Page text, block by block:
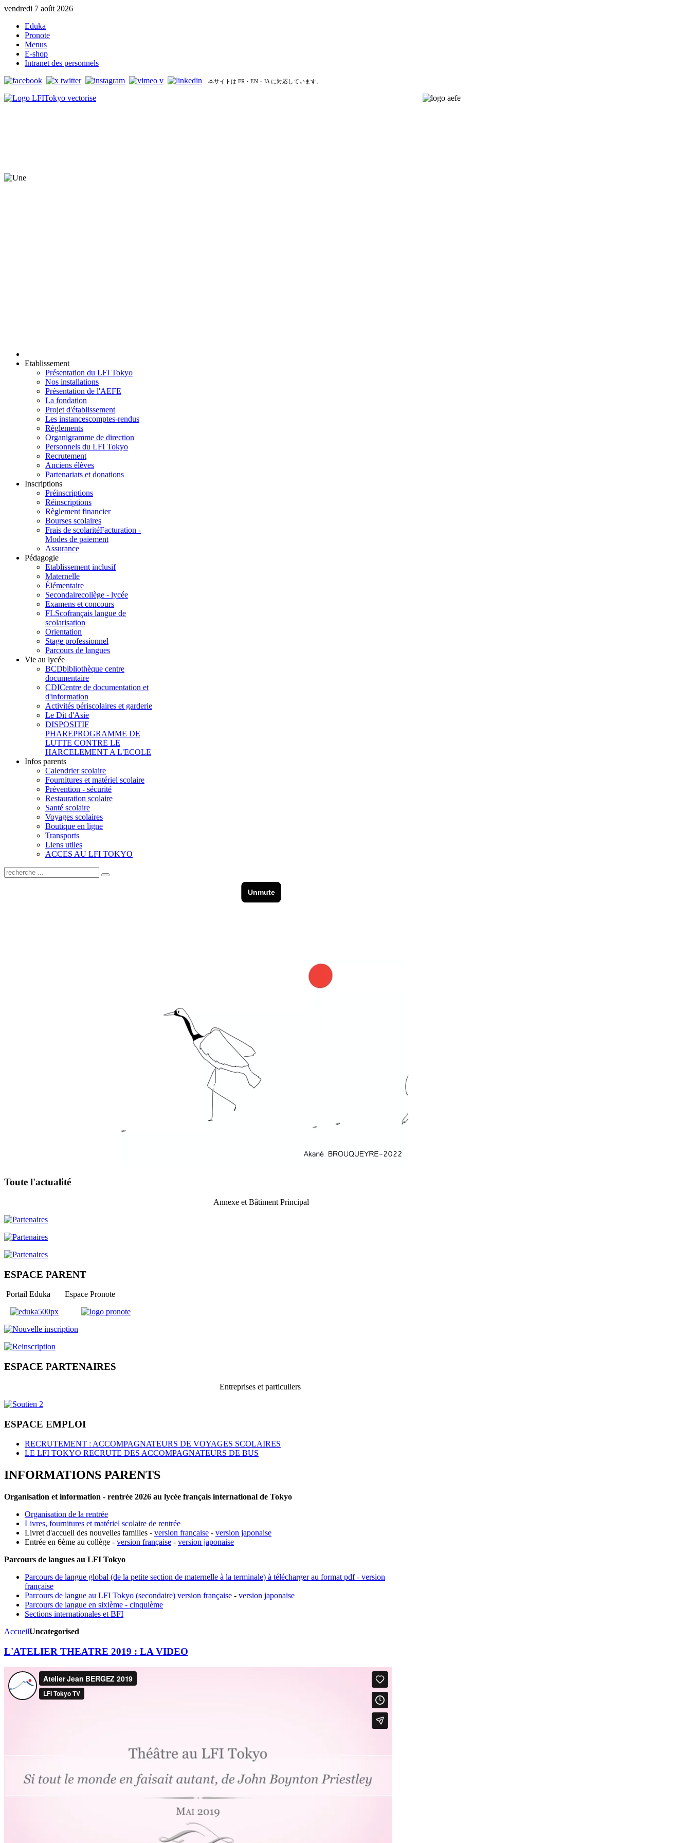
vendredi 7 août 2026
Eduka
Pronote
Menus
E-shop
Intranet des personnels
本サイトは FR・EN・JA に対応しています。
Etablissement
Présentation du LFI Tokyo
Nos installations
Présentation de l'AEFE
La fondation
Projet d'établissement
Les instancescomptes-rendus
Règlements
Organigramme de direction
Personnels du LFI Tokyo
Recrutement
Anciens élèves
Partenariats et donations
Inscriptions
Préinscriptions
Réinscriptions
Règlement financier
Bourses scolaires
Frais de scolaritéFacturation -
Modes de paiement
Assurance
Pédagogie
Etablissement inclusif
Maternelle
Élémentaire
Secondairecollège - lycée
Examens et concours
FLScofrançais langue de
scolarisation
Orientation
Stage professionnel
Parcours de langues
Vie au lycée
BCDbibliothèque centre
documentaire
CDICentre de documentation et
d'information
Activités périscolaires et garderie
Le Dit d'Asie
DISPOSITIF
PHAREPROGRAMME DE
LUTTE CONTRE LE
HARCELEMENT A L'ECOLE
Infos parents
Calendrier scolaire
Fournitures et matériel scolaire
Prévention - sécurité
Restauration scolaire
Santé scolaire
Voyages scolaires
Boutique en ligne
Transports
Liens utiles
ACCES AU LFI TOKYO
Toute l'actualité
Annexe et Bâtiment Principal
ESPACE PARENT
Portail Eduka Espace Pronote
ESPACE PARTENAIRES
Entreprises et particuliers
ESPACE EMPLOI
RECRUTEMENT : ACCOMPAGNATEURS DE VOYAGES SCOLAIRES
LE LFI TOKYO RECRUTE DES ACCOMPAGNATEURS DE BUS
INFORMATIONS PARENTS
Organisation et information - rentrée 2026 au lycée français international de Tokyo
Organisation de la rentrée
Livres, fournitures et matériel scolaire de rentrée
Livret d'accueil des nouvelles familles - version française - version japonaise
Entrée en 6ème au collège - version française - version japonaise
Parcours de langues au LFI Tokyo
Parcours de langue global (de la petite section de maternelle à la terminale) à télécharger au format pdf - version
française
Parcours de langue au LFI Tokyo (secondaire) version française - version japonaise
Parcours de langue en sixième - cinquième
Sections internationales et BFI
AccueilUncategorised
L'ATELIER THEATRE 2019 : LA VIDEO